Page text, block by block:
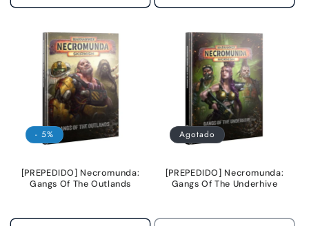
- 5%
[PREPEDIDO] Necromunda:
Gangs Of The Outlands
Agotado
[PREPEDIDO] Necromunda:
Gangs Of The Underhive